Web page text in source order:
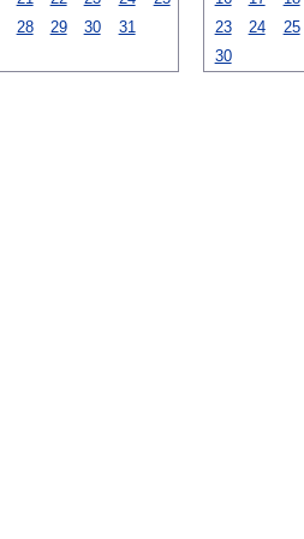
28 29 30 31
23
24 25
30